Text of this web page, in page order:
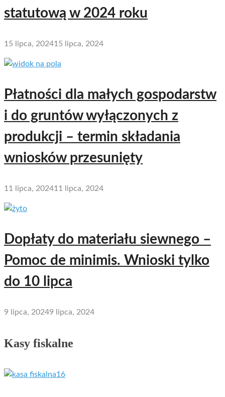
statutową w 2024 roku
15 lipca, 202415 lipca, 2024
Płatności dla małych gospodarstw
i do gruntów wyłączonych z
produkcji – termin składania
wniosków przesunięty
11 lipca, 202411 lipca, 2024
Dopłaty do materiału siewnego –
Pomoc de minimis. Wnioski tylko
do 10 lipca
9 lipca, 20249 lipca, 2024
Kasy fiskalne